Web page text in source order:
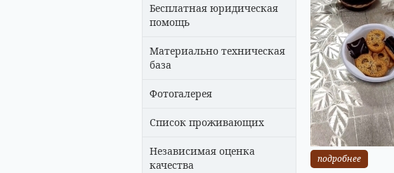
Бесплатная юридическая
помощь
Материально техническая
база
Фотогалерея
Список проживающих
Независимая оценка
качества
подробнее